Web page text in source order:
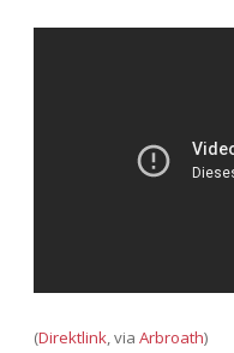
(Direktlink, via Arbroath)